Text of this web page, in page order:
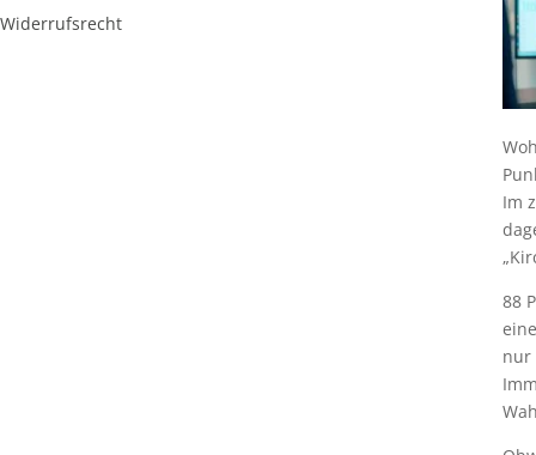
Widerrufsrecht
Im
88
nur